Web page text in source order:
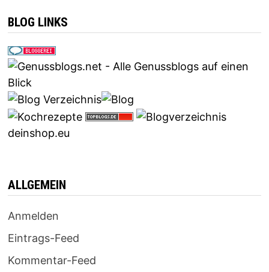
BLOG LINKS
deinshop.eu
ALLGEMEIN
Anmelden
Eintrags-Feed
Kommentar-Feed